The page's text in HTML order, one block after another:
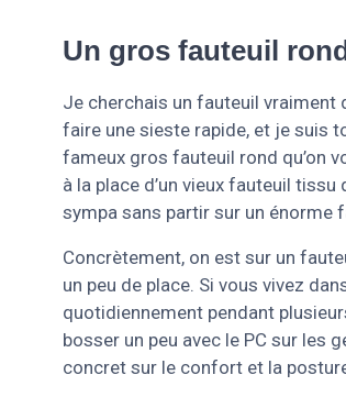
Un gros fauteuil
Je cherchais un fauteuil vraiment
faire une sieste rapide, et je suis
fameux gros fauteuil rond qu’on
à la place d’un vieux fauteuil tissu
sympa sans partir sur un énorme
Concrètement, on est sur un
un peu de place. Si vous vivez
quotidiennement pendant
bosser un peu avec le PC sur les
concret sur le confort et la